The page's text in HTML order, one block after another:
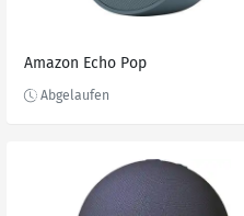
Amazon Echo Pop